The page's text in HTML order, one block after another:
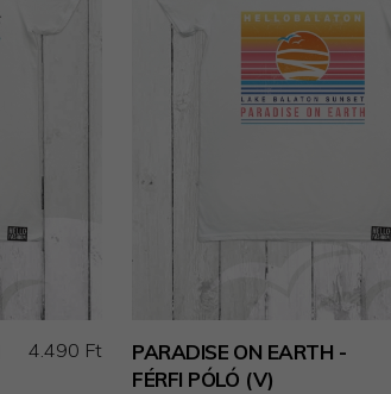
4.490 Ft
PARADISE ON EARTH -
FÉRFI PÓLÓ (V)